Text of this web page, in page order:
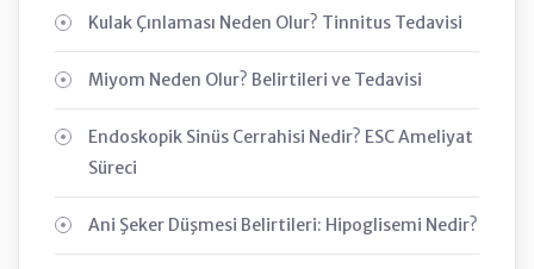
Kulak Çınlaması Neden Olur? Tinnitus Tedavisi
Miyom Neden Olur? Belirtileri ve Tedavisi
Endoskopik Sinüs Cerrahisi Nedir? ESC Ameliyat
Süreci
Ani Şeker Düşmesi Belirtileri: Hipoglisemi Nedir?